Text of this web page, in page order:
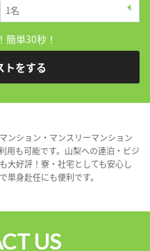
簡単30秒！
トをする
ンション・マンスリーマンション
用も可能です。山梨への連泊・ビジ
大好評！寮・社宅としても安心し
単身赴任にも便利です。
US